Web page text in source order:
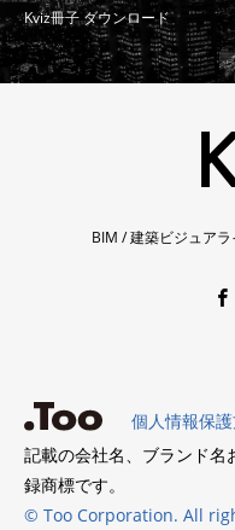
Kviz冊子 ダウンロード
BIM / 建築ビジュアラ
個人情報保
記載の会社名、ブランド名
録商標です。
© Too Corporation. All